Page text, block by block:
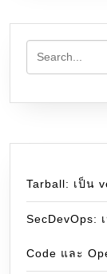
Tarball: เป็น
SecDevOps:
Code และ